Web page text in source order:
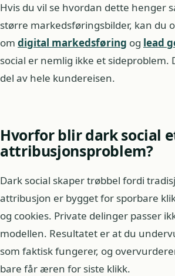
Hvis du vil se hvordan dette henger
større markedsføringsbilder, kan du
om digital markedsføring og lead
social er nemlig ikke et sideproblem.
del av hele kundereisen.
Hvorfor blir dark social
attribusjonsproblem?
Dark social skaper trøbbel fordi
attribusjon er bygget for sporbare
og cookies. Private delinger passer
modellen. Resultatet er at du
som faktisk fungerer, og
bare får æren for siste klikk.